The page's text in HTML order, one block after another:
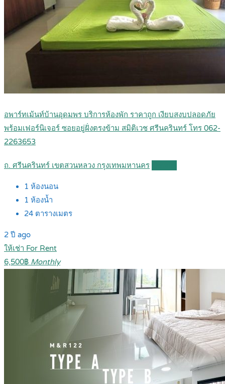
อพาร์ทเม้นท์บ้านอุดมพร บริการห้องพัก ราคาถูก เงียบสงบปลอดภัย
พร้อมเฟอร์นิเจอร์ ซอยอยู่ฝั่งตรงข้าม สมิติเวช ศรีนครินทร์ โทร 062-
2263653
ถ. ศรีนครินทร์ เขตสวนหลวง กรุงเทพมหานคร
1 ห้องนอน
1 ห้องน้ำ
24 ตารางเมตร
2 ปี ago
ให้เช่า For Rent
6,500฿ Monthly